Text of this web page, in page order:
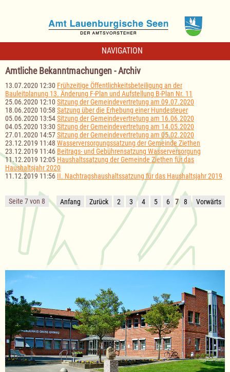
NAVIGATION
Amtliche Bekanntmachungen - Archiv
13.07.2020 12:30 Frühzeitige Öffentlichkeitsbeteiligung an der
Bauleitplanung 13. Änderung F-Plan und Aufstellung B-Plan Nr. 11
25.06.2020 12:10 Sitzung der Gemeindevertretung am 09.07.2020
18.06.2020 10:58 Satzung über die Erhebung einer Hundesteuer
05.06.2020 13:54Sitzung der Gemeindevertretung am 16.06.2020
04.05.2020 13:30 Sitzung der Gemeindevertretung am 14.05.2020
27.01.2020 14:57Sitzung der Gemeindevertretung am 05.02.2020
23.12.2019 11:48 Wasserversorgungssatzung der Gemeinde Ziethen
23.12.2019 11:46 Beitrags- und Gebührensatzung Wasserversorgung
11.12.2019 12:05 Haushaltssatzung der Gemeinde Ziethen für das
Haushaltsjahr 2020
11.12.2019 11:56 II. Nachtragshaushaltssatzung für das Haushaltsjahr 2019
Seite 7 von 8 Anfang Zurück 2 3 4 5 6 7 8 Vorwärts